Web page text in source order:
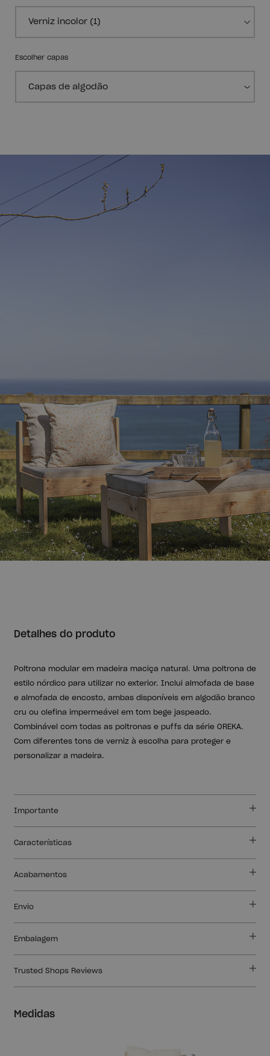
Escolher capas
Medidas
Detalhes do produto
Poltrona modular em madeira maciça natural. Uma poltrona de
estilo nórdico para utilizar no exterior. Inclui almofada de base
e almofada de encosto, ambas disponíveis em algodão branco
cru ou olefina impermeável em tom bege jaspeado.
Combinável com todas as poltronas e puffs da série OREKA.
Com diferentes tons de verniz à escolha para proteger e
personalizar a madeira.
Importante
Características
Acabamentos
Envio
Embalagem
Trusted Shops Reviews